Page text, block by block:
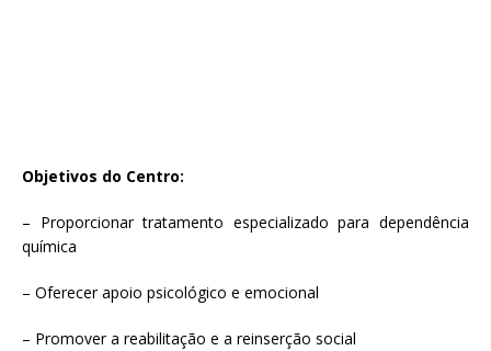
Objetivos do Centro:
– Proporcionar tratamento especializado para dependência
química
– Oferecer apoio psicológico e emocional
– Promover a reabilitação e a reinserção social